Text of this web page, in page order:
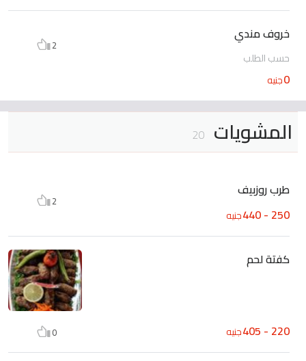
خروف مندي
حسب الطلب
0جنيه
2
المشويات 20
طرب روزبيف
250 - 440
جنيه
2
كفتة لحم
220 - 405 جنيه 0